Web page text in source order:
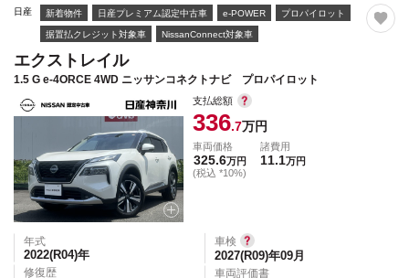
日産 新着物件 日産プレミアム認定中古車 e-POWER プロパイロット
据置払クレジット対象車 NissanConnect対象車
エクストレイル
1.5 G e-4ORCE 4WD ニッサンコネクトナビ プロパイロット
支払総額
336.7万円
車両価格
325.6万円
(税込 *10%)
諸費用
11.1万円
年式
2022(R04)年
修復歴
車検
2027(R09)年09月
車両評価書